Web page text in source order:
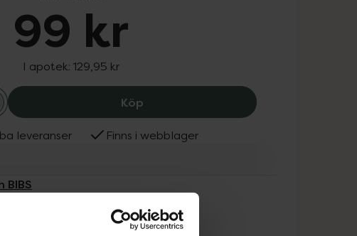
99 kr
I apotek: 129,95 kr
Köp BIBS x Liberty Pacifier Colour 2
leveranser Finns i webblager